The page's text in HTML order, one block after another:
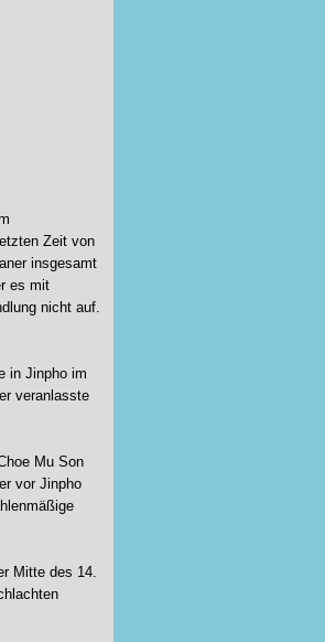
Zeit von
insgesamt
es mit
nicht auf.
in Jinpho im
veranlasste
Mu Son
vor Jinpho
Mitte des 14.